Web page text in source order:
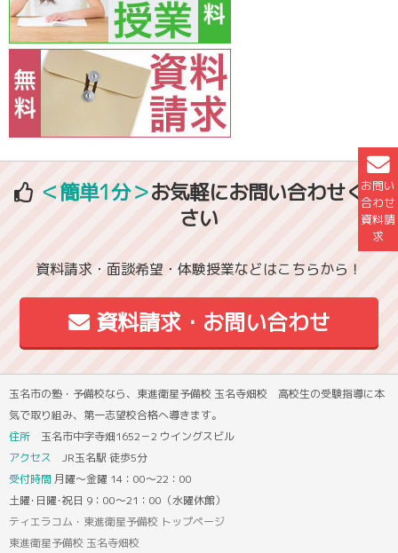
お問い
合わせ
資料請
求
＜簡単1分＞お気軽にお問い合わせくだ
さい
資料請求・面談希望・体験授業などはこちらから！
資料請求・お問い合わせ
玉名市の塾・予備校なら、東進衛星予備校 玉名寺畑校 高校生の受験指導に本
気で取り組み、第一志望校合格へ導きます。
住所 玉名市中字寺畑1652－2 ウイングスビル
アクセス JR玉名駅 徒歩5分
受付時間 月曜～金曜 14：00～22：00
土曜･日曜･祝日 9：00～21：00（水曜休館）
ティエラコム・東進衛星予備校 トップページ
東進衛星予備校 玉名寺畑校